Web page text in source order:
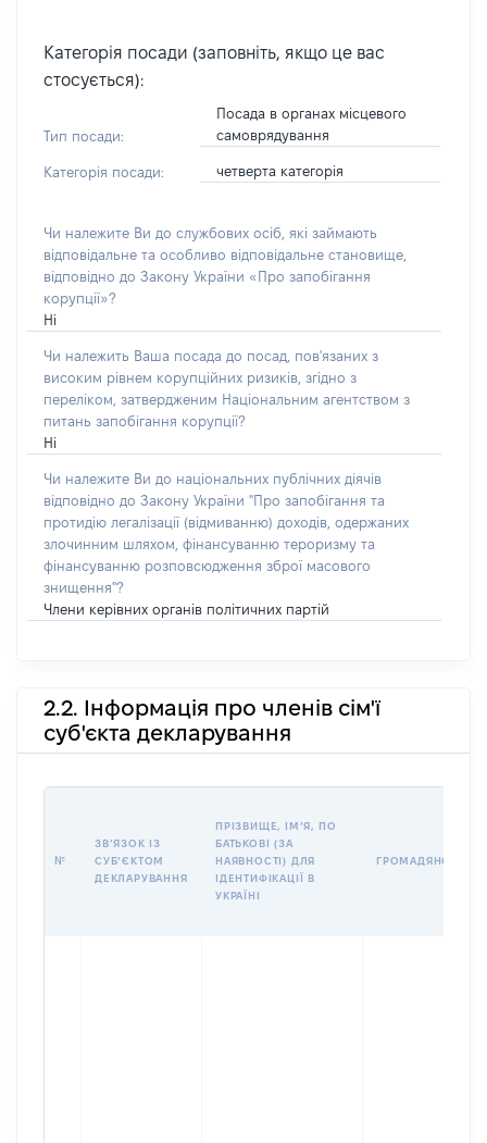
Категорія посади (заповніть, якщо це вас
стосується):
Тип посади:
Посада в органах місцевого
самоврядування
Категорія посади: четверта категорія
Чи належите Ви до службових осіб, які займають
відповідальне та особливо відповідальне становище,
відповідно до Закону України «Про запобігання
корупції»?
Ні
Чи належить Ваша посада до посад, пов'язаних з
високим рівнем корупційних ризиків, згідно з
переліком, затвердженим Національним агентством з
питань запобігання корупції?
Ні
Чи належите Ви до національних публічних діячів
відповідно до Закону України "Про запобігання та
протидію легалізації (відмиванню) доходів, одержаних
злочинним шляхом, фінансуванню тероризму та
фінансуванню розповсюдження зброї масового
знищення"?
Члени керівних органів політичних партій
2.2. Інформація про членів сім'ї
суб'єкта декларування
№
ЗВʼЯЗОК ІЗ
СУБʼЄКТОМ
ДЕКЛАРУВАННЯ
ПРІЗВИЩЕ, ІМʼЯ, ПО
БАТЬКОВІ (ЗА
НАЯВНОСТІ) ДЛЯ
ІДЕНТИФІКАЦІЇ В
УКРАЇНІ
ГРОМАДЯНСТВО